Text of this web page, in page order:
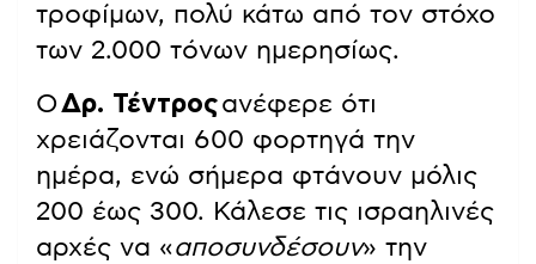
τροφίμων, πολύ κάτω από τον στόχο
των 2.000 τόνων ημερησίως.
ΟΔρ. Τέντροςανέφερε ότι
χρειάζονται 600 φορτηγά την
ημέρα, ενώ σήμερα φτάνουν μόλις
200 έως 300. Κάλεσε τις ισραηλινές
αρχές να «αποσυνδέσουν» την